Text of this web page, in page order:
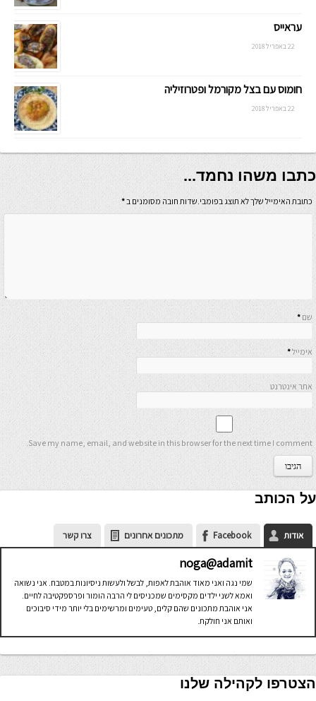
עראייס
22 באפריל 2018
חומוס עם בצל מקורמל ופטרוזיליה
22 באפריל 2018
כתבו משהו נחמד...
כתובת האימייל שלך לא תוצג בפומבי.שדות חובה מסומנים ב*
שם *
אימייל*
אתר אינטרנט
Save my name, email, and website in this browser for the next time I comment.
על הכותב
אודות Facebook מתכונים אחרונים צרו קשר
noga@adamit
שמי נגה ואני מאוד אוהבת לאפות, לבשל ולעשות ניסיונות במטבח. אני נשואה
ואמא לשני ילדים מקסימים שמכניסים לי הרבה הומור ופרספקטיבה לחיים.
אני אוהבת מתכונים שהם קלים, טעימים ומרשימים בלי יותר מידי סיבוכים
ואותם אני חולקת.
הצטרפו לקהילה שלנו